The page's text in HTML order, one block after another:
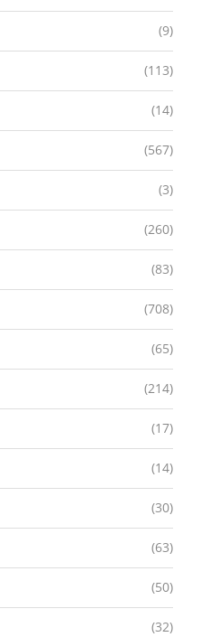
(9)
(113)
(14)
(567)
(3)
(260)
(83)
(708)
(65)
(214)
(17)
(14)
(30)
(63)
(50)
(32)